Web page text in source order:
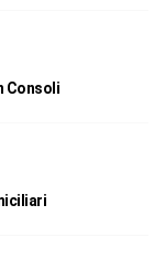
Consoli